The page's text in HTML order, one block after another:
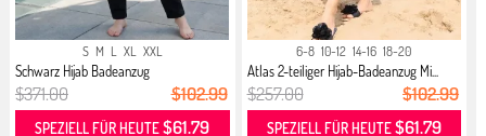
S M L XL XXL
Schwarz Hijab Badeanzug
$371.00 $102.99
SPEZIELL FÜR HEUTE$61.79
6-8 10-12 14-16 18-20
Atlas 2-teiliger Hijab-Badeanzug Mi...
$257.00 $102.99
SPEZIELL FÜR HEUTE$61.79